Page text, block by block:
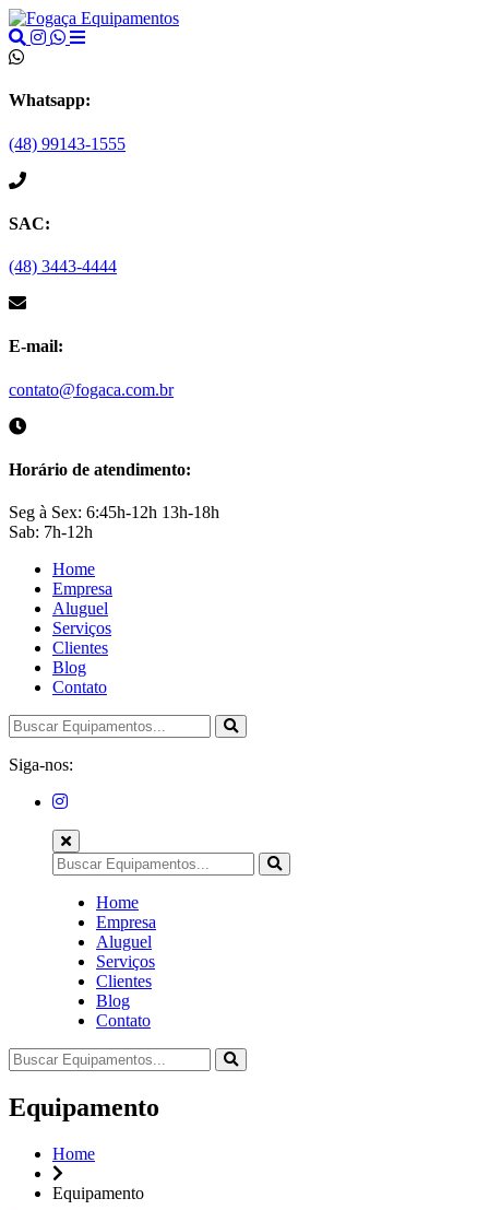
Whatsapp:
(48) 99143-1555
SAC:
(48) 3443-4444
E-mail:
contato@fogaca.com.br
Horário de atendimento:
Seg à Sex: 6:45h-12h 13h-18h
Sab: 7h-12h
Home
Empresa
Aluguel
Serviços
Clientes
Blog
Contato
Siga-nos:
Home
Empresa
Aluguel
Serviços
Clientes
Blog
Contato
Equipamento
Home
Equipamento